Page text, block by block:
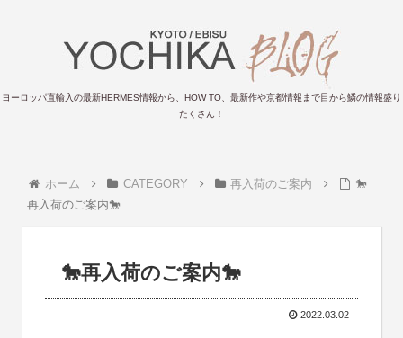
ヨーロッパ直輸入の最新HERMES情報から、HOW TO、最新作や京都情報まで目から鱗の情報盛り
たくさん！
ホーム CATEGORY 再入荷のご案内
🐎
再入荷のご案内🐎
🐎再入荷のご案内🐎
2022.03.02